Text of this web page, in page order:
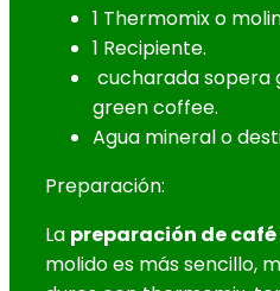
1 Thermomix o
1 Recipiente.
cucharada sopera
green coffee.
Agua mineral o
Preparación:
La preparación de
molido es más sencillo,